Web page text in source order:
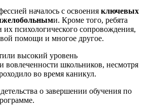
началось с освоения ключевых
и. Кроме того, ребята
их психологического сопровождения,
помощи и многое другое.
высокий уровень
вовлеченности школьников, несмотря
во время каникул.
о завершении обучения по